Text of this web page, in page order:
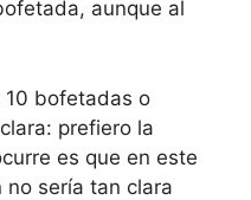
aunque al
10 bofetadas o
prefiero la
es que en este
no sería tan clara